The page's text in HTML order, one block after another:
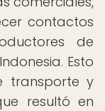
contactos
de
Esto
transporte y
resultó en